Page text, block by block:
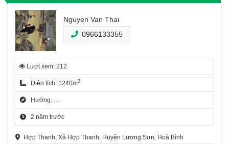
Nguyen Van Thai
0966133355
Lượt xem: 212
Diện tích: 1240m2
Hướng: ....
2 năm trước
Hợp Thanh, Xã Hợp Thanh, Huyện Lương Sơn, Hoà Bình